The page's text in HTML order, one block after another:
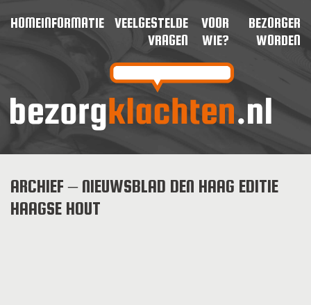
HOMEINFORMATIE
VEELGESTELDE
VRAGEN
VOOR
WIE?
BEZORGER
WORDEN
ARCHIEF – NIEUWSBLAD DEN HAAG EDITIE
HAAGSE HOUT